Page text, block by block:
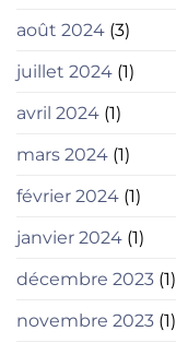
août 2024 (3)
juillet 2024 (1)
avril 2024 (1)
mars 2024 (1)
février 2024 (1)
janvier 2024 (1)
décembre 2023 (1)
novembre 2023 (1)